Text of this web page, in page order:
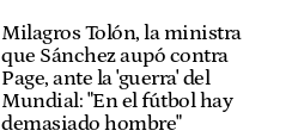
Milagros Tolón, la ministra
que Sánchez aupó contra
Page, ante la 'guerra' del
Mundial: "En el fútbol hay
demasiado hombre"